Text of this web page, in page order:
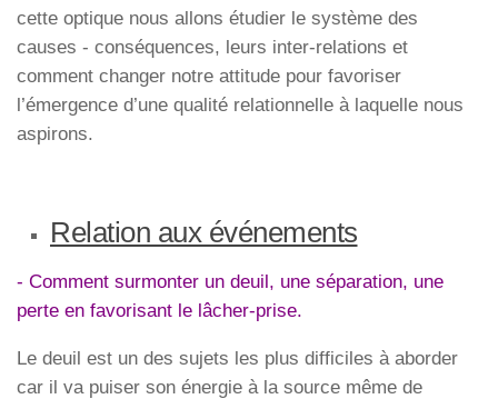
cette optique nous allons étudier le système des
causes - conséquences, leurs inter-relations et
comment changer notre attitude pour favoriser
l’émergence d’une qualité relationnelle à laquelle nous
aspirons.
Relation aux événements
- Comment surmonter un deuil, une séparation, une
perte en favorisant le lâcher-prise.
Le deuil est un des sujets les plus difficiles à aborder
car il va puiser son énergie à la source même de